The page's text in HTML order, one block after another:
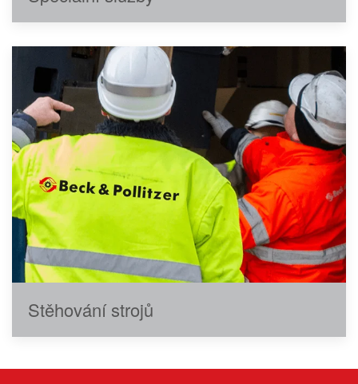
Stěhování strojů